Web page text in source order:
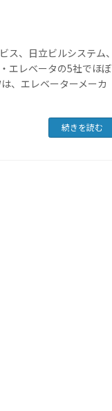
ス、日立ビルシステム、
エレベータの5社でほぼ
、エレベーターメーカ
続きを読む